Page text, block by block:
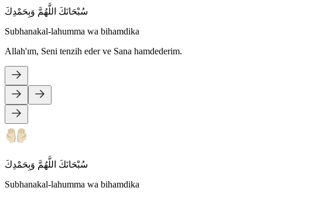
سُبْحَانَكَ اللَّهُمَّ وَبِحَمْدِكَ
Subhanakal-lahumma wa bihamdika
Allah'ım, Seni tenzih eder ve Sana hamdederim.
سُبْحَانَكَ اللَّهُمَّ وَبِحَمْدِكَ
Subhanakal-lahumma wa bihamdika